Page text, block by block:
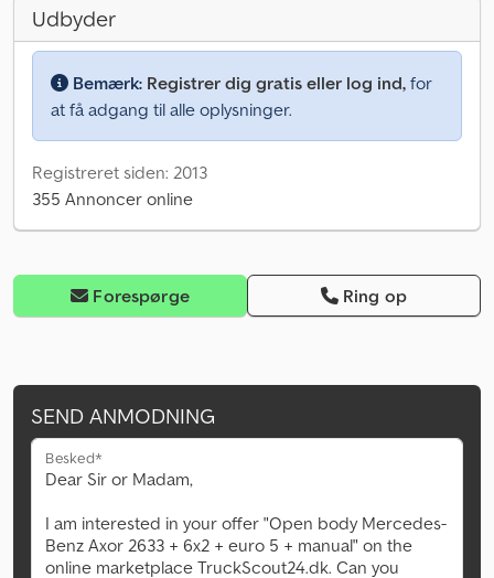
Udbyder
Bemærk: Registrer dig gratis eller log ind, for
at få adgang til alle oplysninger.
Registreret siden: 2013
355 Annoncer online
Forespørge Ring op
SEND ANMODNING
Besked*